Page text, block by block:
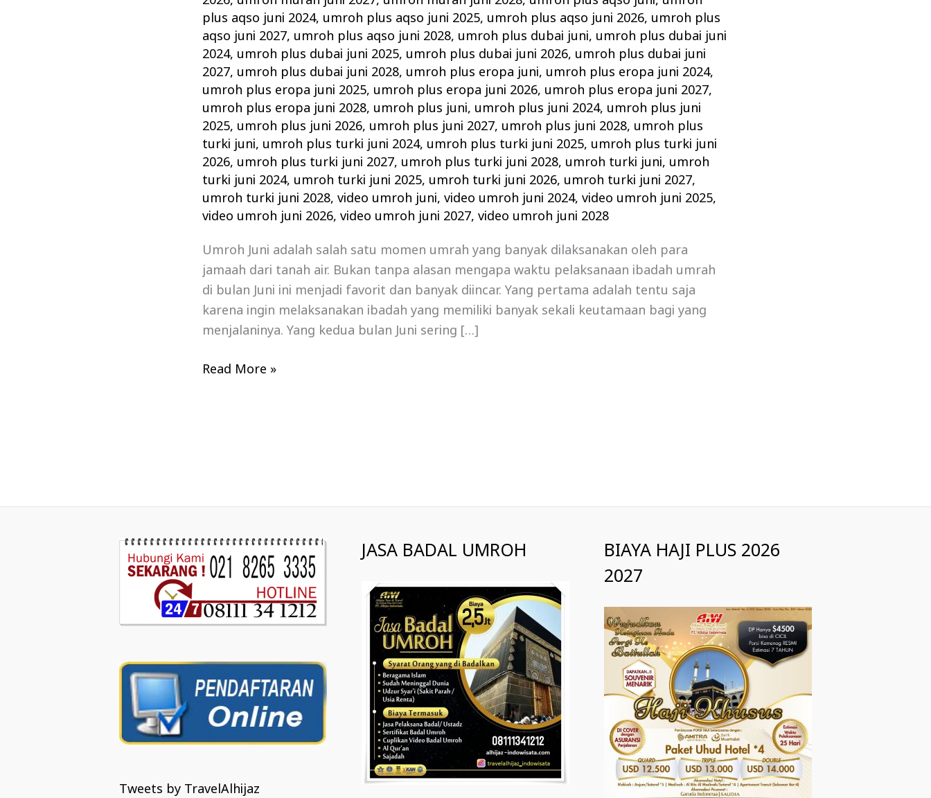
plus aqso juni 2024, umroh plus aqso juni 2025, umroh plus aqso juni 2026, umroh plus
aqso juni 2027, umroh plus aqso juni 2028, umroh plus dubai juni, umroh plus dubai juni
2024, umroh plus dubai juni 2025, umroh plus dubai juni 2026, umroh plus dubai juni
2027, umroh plus dubai juni 2028, umroh plus eropa juni, umroh plus eropa juni 2024,
umroh plus eropa juni 2025, umroh plus eropa juni 2026, umroh plus eropa juni 2027,
umroh plus eropa juni 2028, umroh plus juni, umroh plus juni 2024, umroh plus juni
2025, umroh plus juni 2026, umroh plus juni 2027, umroh plus juni 2028, umroh plus
turki juni, umroh plus turki juni 2024, umroh plus turki juni 2025, umroh plus turki juni
2026, umroh plus turki juni 2027, umroh plus turki juni 2028, umroh turki juni, umroh
turki juni 2024, umroh turki juni 2025, umroh turki juni 2026, umroh turki juni 2027,
umroh turki juni 2028,video umroh juni,video umroh juni 2024,video umroh juni 2025,
video umroh juni 2026,video umroh juni 2027,video umroh juni 2028
Umroh Juni adalah salah satu momen umrah yang banyak dilaksanakan oleh para
jamaah dari tanah air. Bukan tanpa alasan mengapa waktu pelaksanaan ibadah umrah
di bulan Juni ini menjadi favorit dan banyak diincar. Yang pertama adalah tentu saja
karena ingin melaksanakan ibadah yang memiliki banyak sekali keutamaan bagi yang
menjalaninya. Yang kedua bulan Juni sering […]
Read More »
Tweets by TravelAlhijaz
JASA BADAL UMROH
BIAYA HAJI PLUS 2026
2027